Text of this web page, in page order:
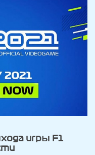
игры F1